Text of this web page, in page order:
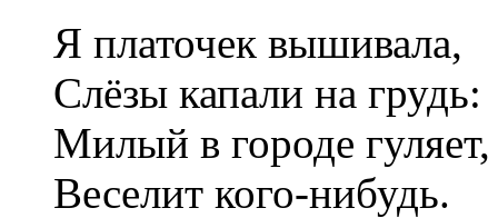
Я платочек вышивала,
Слёзы капали на грудь:
Милый в городе гуляет,
Веселит кого-нибудь.